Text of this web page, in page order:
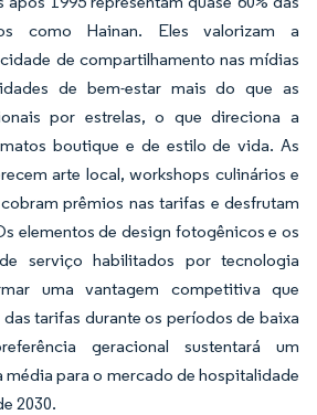
como Hainan. Eles valorizam a
de compartilhamento nas mídias
de bem-estar mais do que as
por estrelas, o que direciona a
boutique e de estilo de vida. As
arte local, workshops culinários e
prêmios nas tarifas e desfrutam
elementos de design fotogênicos e os
serviço habilitados por tecnologia
uma vantagem competitiva que
tarifas durante os períodos de baixa
geracional sustentará um
para o mercado de hospitalidade
2030.